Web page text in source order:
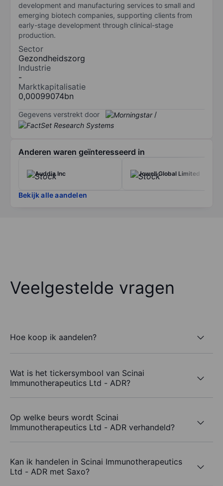
development and manufacturing services to small and
emerging biotech companies, supporting clients from
early-stage development through clinical-stage
production.
Sector
Gezondheidszorg
Industrie
-
Marktkapitalisatie
0,00099074bn
Gegevens verstrekt door /
Anderen waren geïnteresseerd in
Auddia Inc Jowell Global Limited
Bekijk alle aandelen
Veelgestelde vragen
Hoe koop ik aandelen?
Wat is het tickersymbool van Scinai
Immunotherapeutics Ltd - ADR?
Op welke beurs wordt Scinai
Immunotherapeutics Ltd - ADR verhandeld?
Kan ik handelen in Scinai Immunotherapeutics
Ltd - ADR met Saxo?